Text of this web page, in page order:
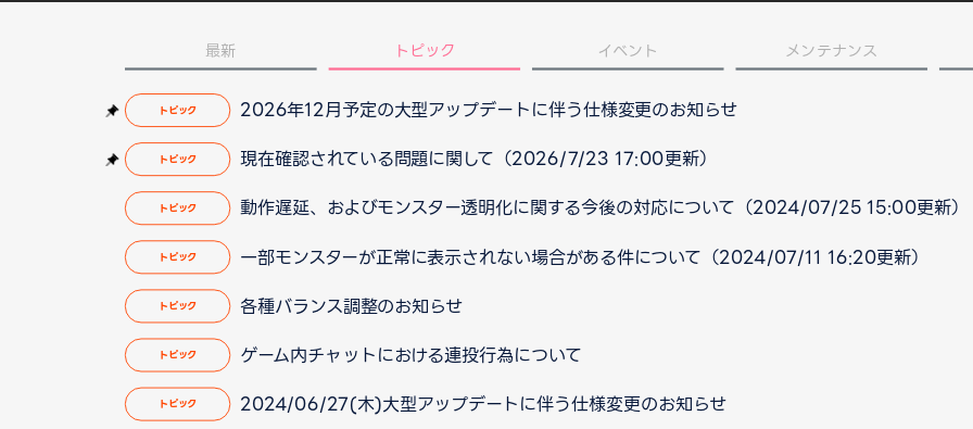
最新 トピック イベント メンテナンス
トピック 2026年12月予定の大型アップデートに伴う仕様変更のお知らせ
トピック 現在確認されている問題に関して（2026/7/23 17:00更新）
トピック 動作遅延、およびモンスター透明化に関する今後の対応について（2024/07/25 15:00更新）
トピック 一部モンスターが正常に表示されない場合がある件について（2024/07/11 16:20更新）
トピック 各種バランス調整のお知らせ
トピック ゲーム内チャットにおける連投行為について
トピック 2024/06/27(木)大型アップデートに伴う仕様変更のお知らせ